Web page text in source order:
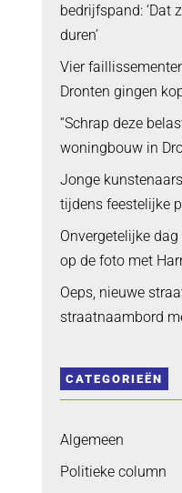
bedrijfspand: ‘Dat
duren’
Vier
Dronten gingen
“Schrap deze
woningbouw in
Jonge
tijdens feestelijke
Onvergetelijke
op de foto met
Oeps, nieuwe
straatnaambord
CATEGORIEËN
Algemeen
Politieke column